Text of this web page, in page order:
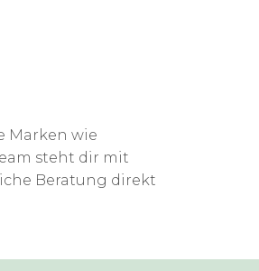
Marken wie
steht dir mit
Beratung direkt